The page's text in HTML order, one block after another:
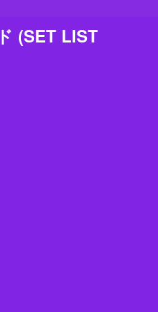
(SET LIST